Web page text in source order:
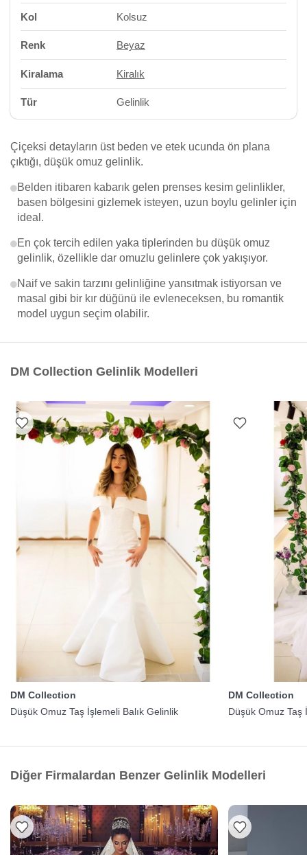
Kol Kolsuz
Renk Beyaz
Kiralama Kiralık
Tür Gelinlik
Çiçeksi detayların üst beden ve etek ucunda ön plana
çıktığı, düşük omuz gelinlik.
Belden itibaren kabarık gelen prenses kesim gelinlikler,
basen bölgesini gizlemek isteyen, uzun boylu gelinler için
ideal.
En çok tercih edilen yaka tiplerinden bu düşük omuz
gelinlik, özellikle dar omuzlu gelinlere çok yakışıyor.
Naif ve sakin tarzını gelinliğine yansıtmak istiyorsan ve
masal gibi bir kır düğünü ile evleneceksen, bu romantik
model uygun seçim olabilir.
DM Collection Gelinlik Modelleri
DM Collection
Düşük Omuz Taş İşlemeli Balık Gelinlik
DM Collection
Düşük Omuz Taş
Diğer Firmalardan Benzer Gelinlik Modelleri